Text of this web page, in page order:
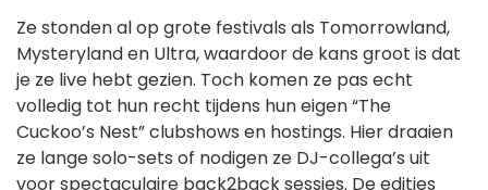
Ze stonden al op grote festivals als Tomorrowland,
Mysteryland en Ultra, waardoor de kans groot is dat
je ze live hebt gezien. Toch komen ze pas echt
volledig tot hun recht tijdens hun eigen “The
Cuckoo’s Nest” clubshows en hostings. Hier draaien
ze lange solo-sets of nodigen ze DJ-collega’s uit
voor spectaculaire back2back sessies. De edities